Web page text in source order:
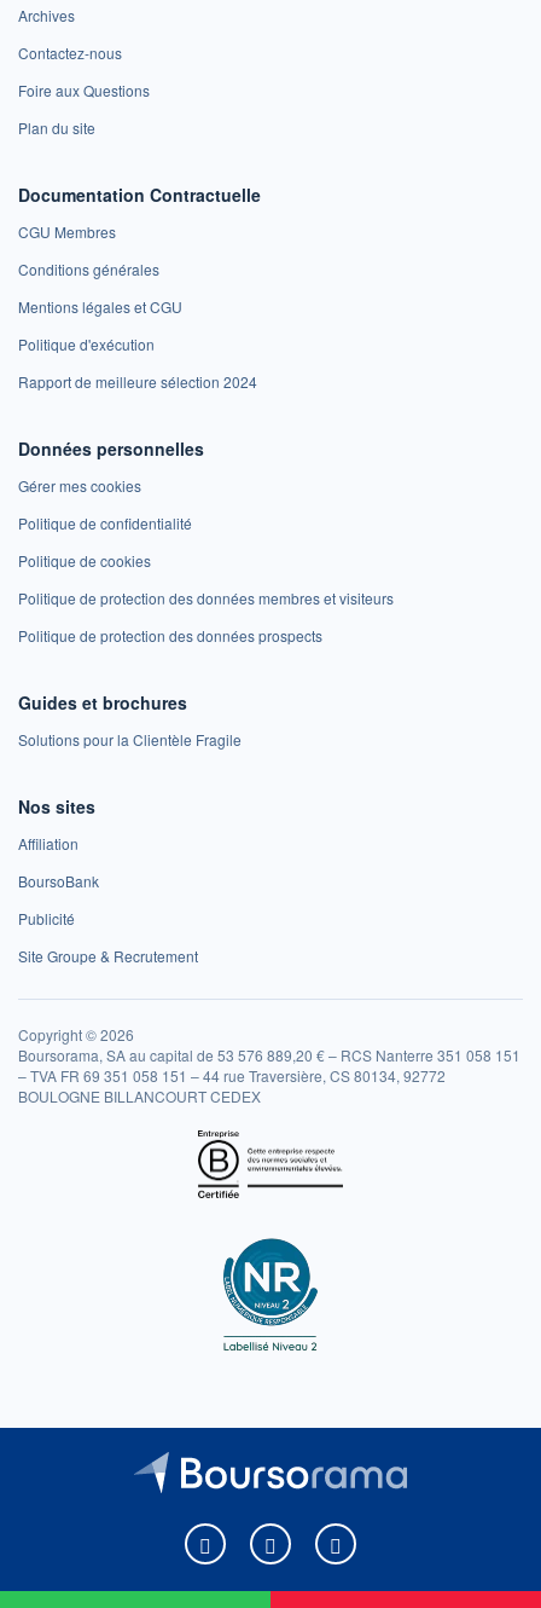
Archives
Contactez-nous
Foire aux Questions
Plan du site
Documentation Contractuelle
CGU Membres
Conditions générales
Mentions légales et CGU
Politique d'exécution
Rapport de meilleure sélection 2024
Données personnelles
Gérer mes cookies
Politique de confidentialité
Politique de cookies
Politique de protection des données membres et visiteurs
Politique de protection des données prospects
Guides et brochures
Solutions pour la Clientèle Fragile
Nos sites
Affiliation
BoursoBank
Publicité
Site Groupe & Recrutement
Copyright © 2026
Boursorama, SA au capital de 53 576 889,20 € – RCS Nanterre 351 058 151
– TVA FR 69 351 058 151 – 44 rue Traversière, CS 80134, 92772
BOULOGNE BILLANCOURT CEDEX
Boursorama sur Facebook
Boursorama sur XBoursorama sur